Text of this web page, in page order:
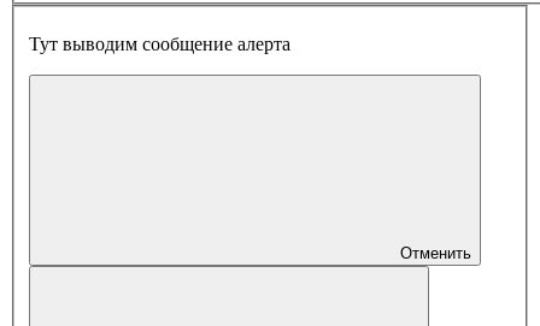
Тут выводим сообщение алерта
Отменить